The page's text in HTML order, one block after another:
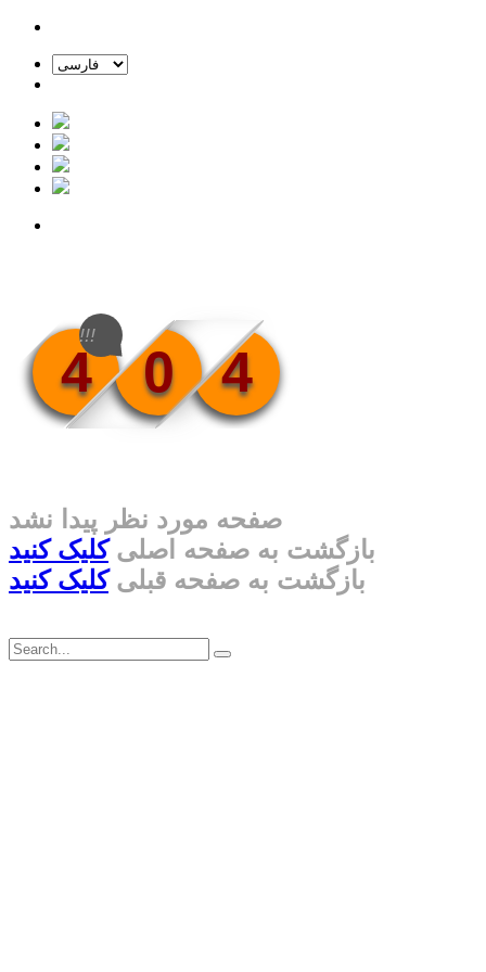
4 0 4
!!!
صفحه مورد نظر پیدا نشد
بازگشت به صفحه اصلیکلیک کنید
بازگشت به صفحه قبلیکلیک کنید